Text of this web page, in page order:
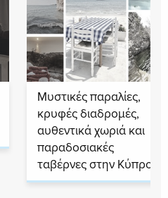
Μυστικές παραλίες,
κρυφές διαδρομές,
αυθεντικά χωριά και
παραδοσιακές
ταβέρνες στην Κύπρο